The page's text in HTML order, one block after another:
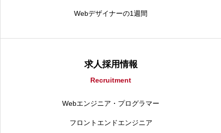
Webデザイナーの1週間
求人採用情報
Recruitment
Webエンジニア・プログラマー
フロントエンドエンジニア